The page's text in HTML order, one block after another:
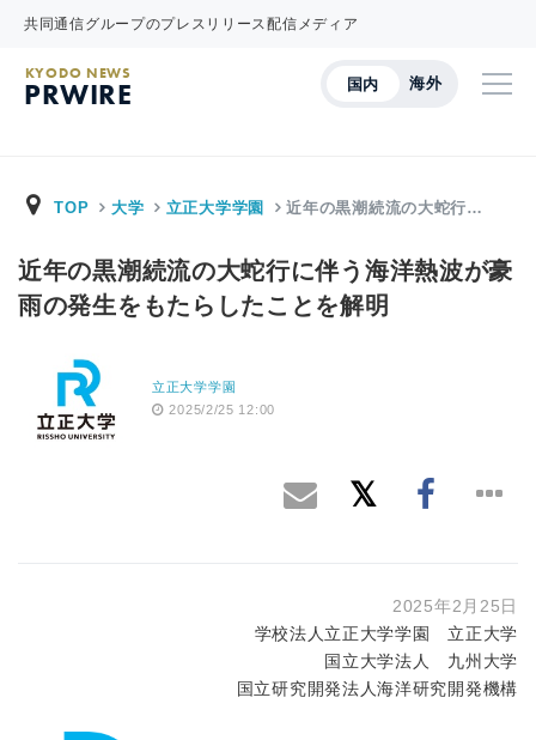
共同通信グループのプレスリリース配信メディア
国内 海外
KYODO NEWS
PRWIRE
TOP 大学 立正大学学園 近年の黒潮続流の大蛇行…
近年の黒潮続流の大蛇行に伴う海洋熱波が豪
雨の発生をもたらしたことを解明
立正大学学園
2025/2/25 12:00
2025年2月25日
学校法人立正大学学園 立正大学
国立大学法人 九州大学
国立研究開発法人海洋研究開発機構